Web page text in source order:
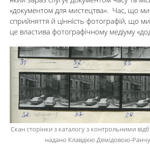
«документом для мистецтва». Час, що
сприйняття й цінність фотографій, що
це властива фотографічному медіуму
Скан сторінки з каталогу з контрольними
надано Клавдією Демідовою-